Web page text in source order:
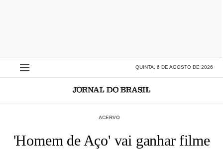
QUINTA, 6 DE AGOSTO DE 2026
ACERVO
'Homem de Aço' vai ganhar filme